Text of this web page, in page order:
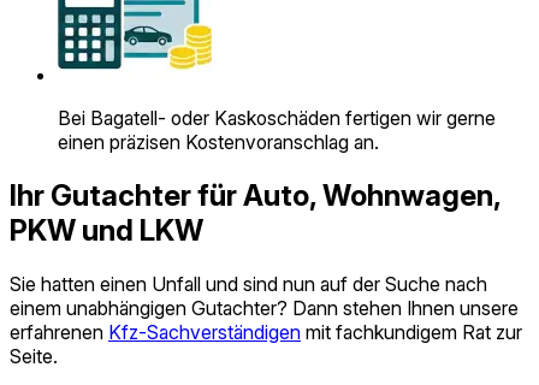
Bei Bagatell- oder Kaskoschäden fertigen wir gerne
einen präzisen Kosten­voranschlag an.
Ihr Gutachter für Auto, Wohnwagen,
PKW und LKW
Sie hatten einen Unfall und sind nun auf der Suche nach
einem unabhängigen Gutachter? Dann stehen Ihnen unsere
erfahrenen Kfz-Sach­verständigen mit fachkundigem Rat zur
Seite.